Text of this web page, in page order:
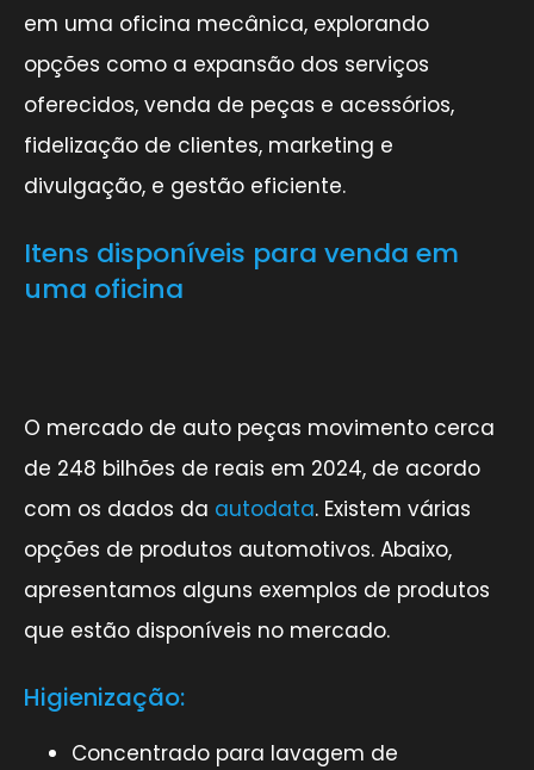
em uma oficina mecânica, explorando
opções como a expansão dos serviços
oferecidos, venda de peças e acessórios,
fidelização de clientes, marketing e
divulgação, e gestão eficiente.
Itens disponíveis para venda em
uma oficina
O mercado de auto peças movimento cerca
de 248 bilhões de reais em 2024, de acordo
com os dados da autodata. Existem várias
opções de produtos automotivos. Abaixo,
apresentamos alguns exemplos de produtos
que estão disponíveis no mercado.
Higienização:
Concentrado para lavagem de